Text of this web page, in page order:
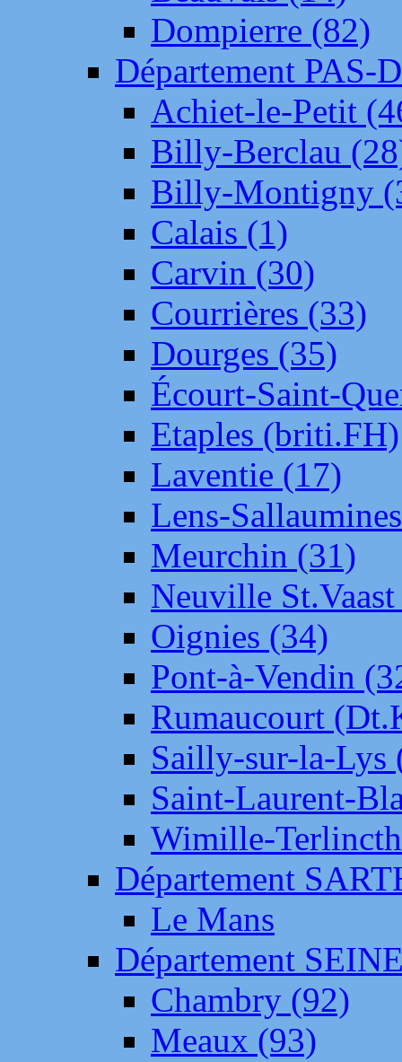
Dompierre (82)
Département PAS-
Achiet-le-Petit
Billy-Berclau
Billy-Montigny
Calais (1)
Carvin (30)
Courrières (33)
Dourges (35)
Écourt-Saint-
Etaples (briti.FH)
Laventie (17)
Lens-
Meurchin (31)
Neuville
Oignies (34)
Pont-à-Vendin
Rumaucourt
Sailly-sur-la-Lys
Saint-Laurent-
Wimille-
Département
Le Mans
Département
Chambry (92)
Meaux (93)